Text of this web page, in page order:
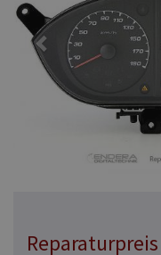
Reparaturpreis